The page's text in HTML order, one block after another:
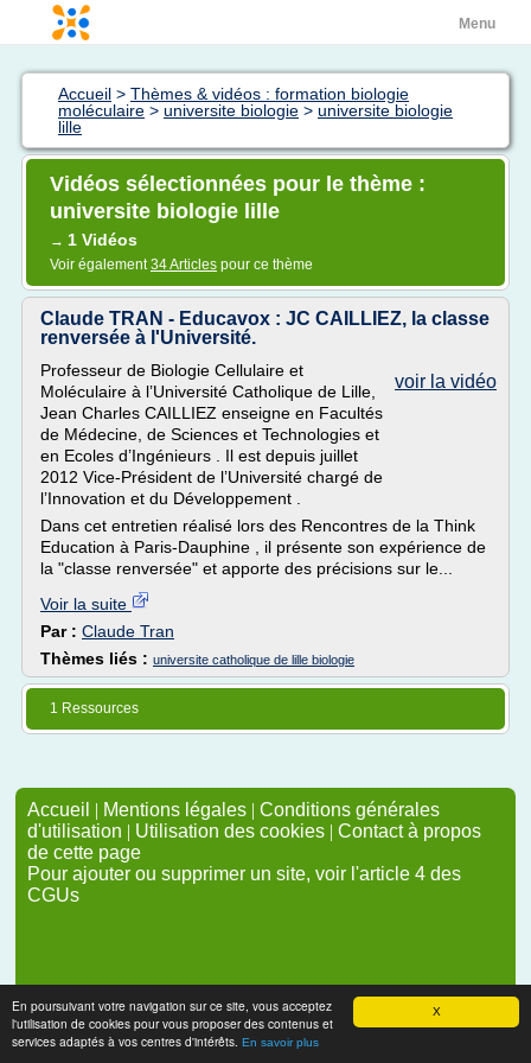
X
En poursuivant votre navigation sur ce site, vous acceptez
l'utilisation de cookies pour vous proposer des contenus et
services adaptés à vos centres d'intérêts. En savoir plus
Menu
Accueil > Thèmes & vidéos : formation biologie
moléculaire > universite biologie > universite biologie
lille
Vidéos sélectionnées pour le thème :
universite biologie lille
→ 1 Vidéos
Voir également34 Articles pour ce thème
Claude TRAN - Educavox : JC CAILLIEZ, la classe
renversée à l'Université.
voir la vidéo
Professeur de Biologie Cellulaire et
Moléculaire à l’Université Catholique de Lille,
Jean Charles CAILLIEZ enseigne en Facultés
de Médecine, de Sciences et Technologies et
en Ecoles d’Ingénieurs . Il est depuis juillet
2012 Vice-Président de l’Université chargé de
l’Innovation et du Développement .
Dans cet entretien réalisé lors des Rencontres de la Think
Education à Paris-Dauphine , il présente son expérience de
la "classe renversée" et apporte des précisions sur le...
Voir la suite
Par : Claude Tran
Thèmes liés : universite catholique de lille biologie
1 Ressources
Accueil | Mentions légales | Conditions générales
d'utilisation | Utilisation des cookies | Contact à propos
de cette page
Pour ajouter ou supprimer un site, voir l'article 4 des
CGUs